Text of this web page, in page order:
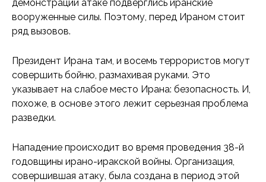
демонстрации атаке подверглись иранские
вооруженные силы. Поэтому, перед Ираном стоит
ряд вызовов.
Президент Ирана там, и восемь террористов могут
совершить бойню, размахивая руками. Это
указывает на слабое место Ирана: безопасность. И,
похоже, в основе этого лежит серьезная проблема
разведки.
Нападение происходит во время проведения 38-й
годовщины ирано-иракской войны. Организация,
совершившая атаку, была создана в период этой